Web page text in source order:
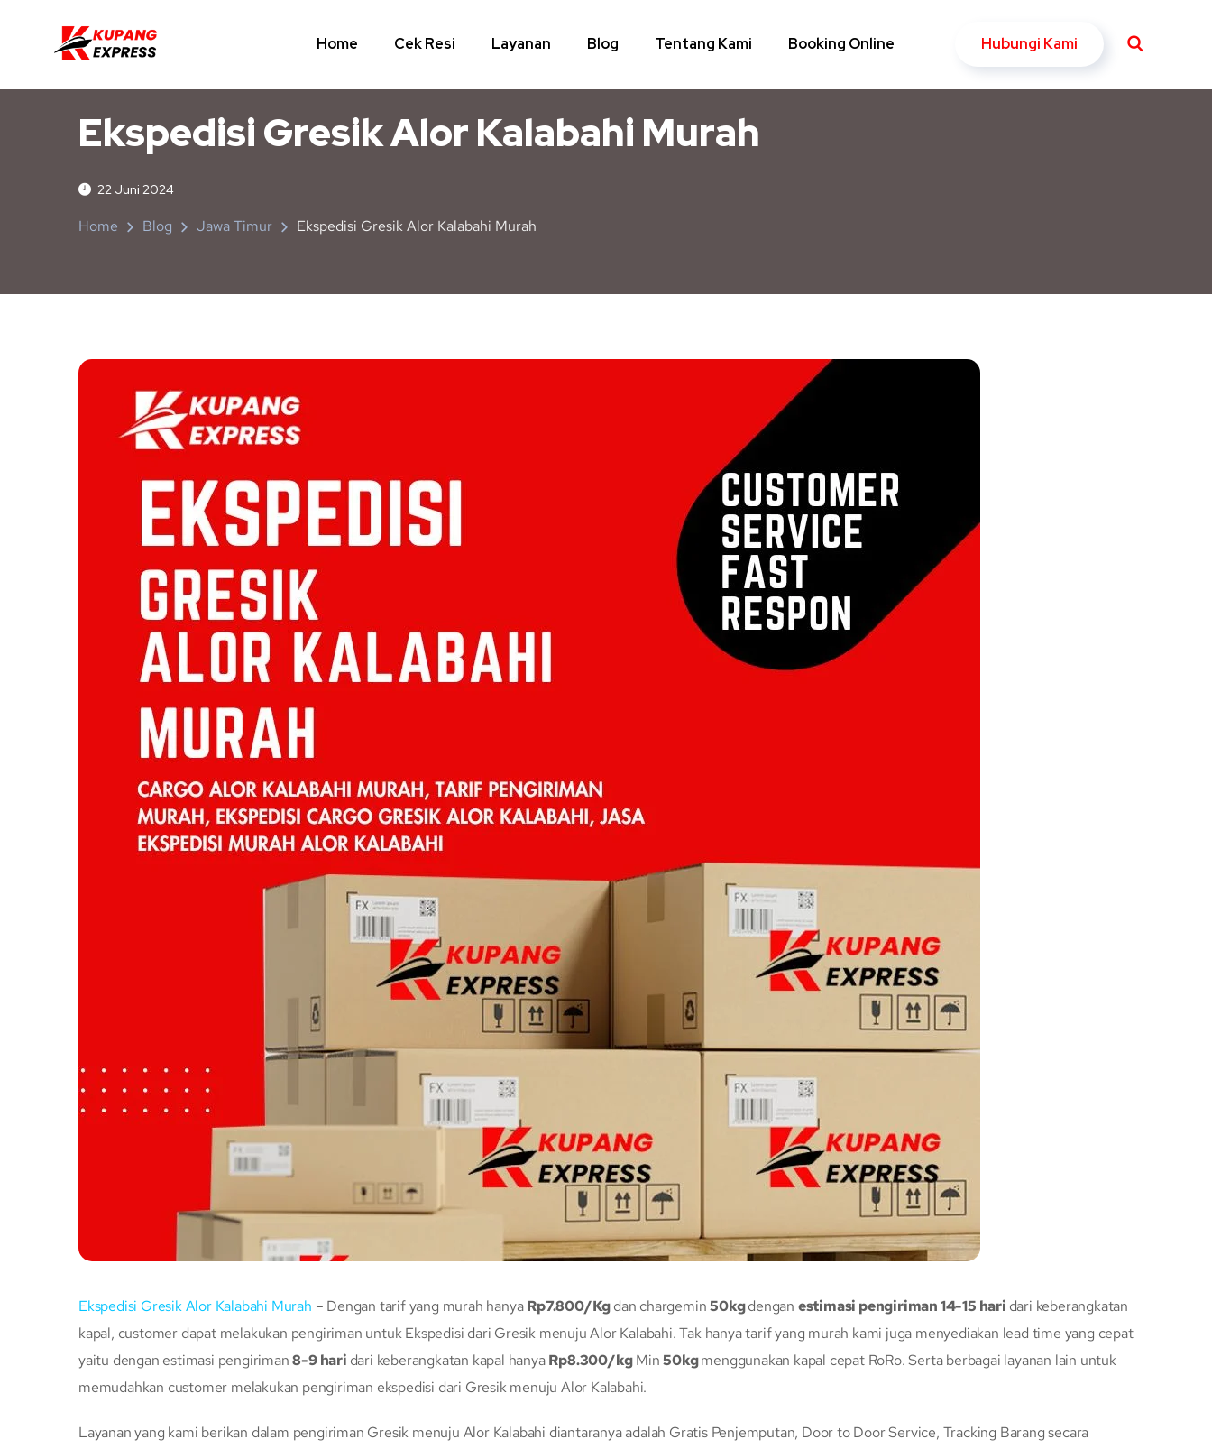
Home Cek Resi Layanan Blog Tentang Kami Booking Online Hubungi Kami
Ekspedisi Gresik Alor Kalabahi Murah
22 Juni 2024
Home Blog Jawa Timur Ekspedisi Gresik Alor Kalabahi Murah
Ekspedisi Gresik Alor Kalabahi Murah – Dengan tarif yang murah hanyaRp7.800/Kgdan chargemin50kgdengan estimasi pengiriman 14-15 hari dari keberangkatan
kapal, customer dapat melakukan pengiriman untuk Ekspedisi dari Gresik menuju Alor Kalabahi. Tak hanya tarif yang murah kami juga menyediakan lead time yang cepat
yaitu dengan estimasi pengiriman8-9 hari dari keberangkatan kapal hanyaRp8.300/kgMin50kgmenggunakan kapal cepat RoRo. Serta berbagai layanan lain untuk
memudahkan customer melakukan pengiriman ekspedisi dari Gresik menuju Alor Kalabahi.
Layanan yang kami berikan dalam pengiriman Gresik menuju Alor Kalabahi diantaranya adalah Gratis Penjemputan, Door to Door Service, Tracking Barang secara